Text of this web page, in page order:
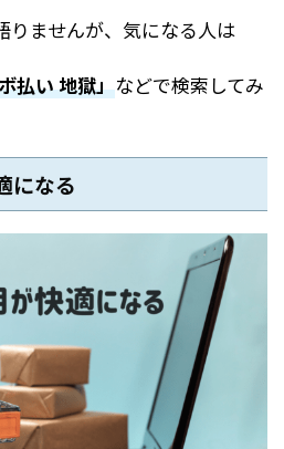
りませんが、気になる人は
払い 地獄」などで検索してみ
になる